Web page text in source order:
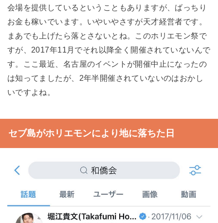
会場を提供しているということもありますが、ばっちり
お金も稼いでいます。いやいやさすが天才経営者です。
まあでも上げたら落とさないとね。このホリエモン祭で
すが、2017年11月でそれ以降全く開催されていないんで
す。ここ最近、名古屋のイベントが開催中止になったの
は知ってましたが、2年半開催されていないのはおかし
いですよね。
セブ島がホリエモンにより地に落ちた日